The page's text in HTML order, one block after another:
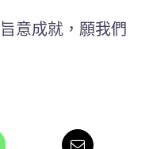
意成就，願我們